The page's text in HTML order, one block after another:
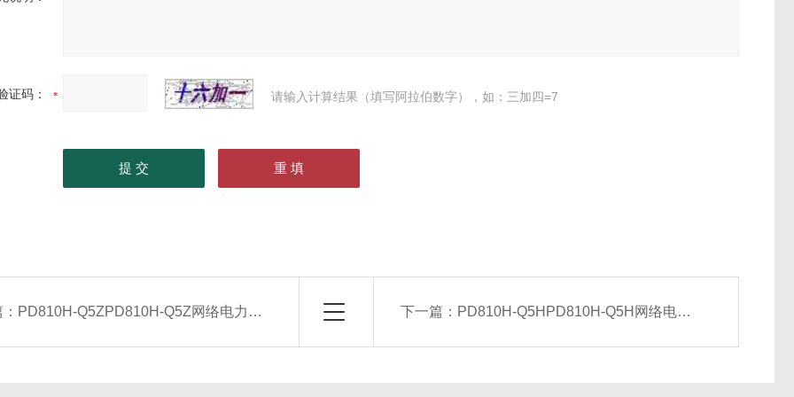
证码： 请输入计算结果（填写阿拉伯数字），如：三加四=7
PD810H-Q5ZPD810H-Q5Z网络电力仪表 下一篇： PD810H-Q5HPD810H-Q5H网络电力仪表